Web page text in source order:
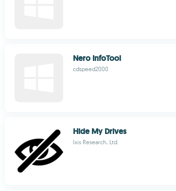
Nero InfoTool
cdspeed2000
Hide My Drives
Ixis Research, Ltd.